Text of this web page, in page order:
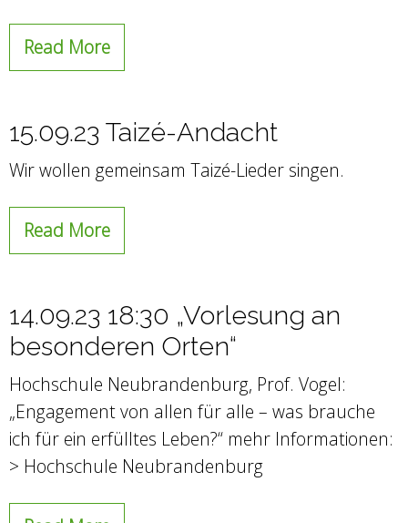
Read More
15.09.23 Taizé-Andacht
Wir wollen gemeinsam Taizé-Lieder singen.
Read More
14.09.23 18:30 „Vorlesung an
besonderen Orten“
Hochschule Neubrandenburg, Prof. Vogel:
„Engagement von allen für alle – was brauche
ich für ein erfülltes Leben?“ mehr Informationen:
> Hochschule Neubrandenburg